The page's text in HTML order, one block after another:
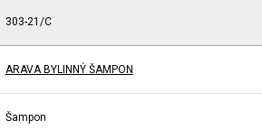
303-21/C
ARAVA BYLINNÝ ŠAMPON
Šampon